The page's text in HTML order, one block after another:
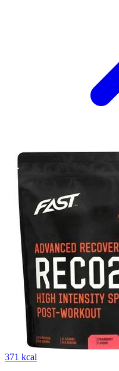
371 kcal